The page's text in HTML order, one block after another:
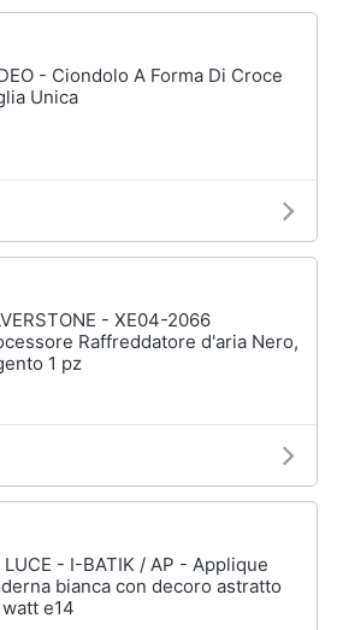
- Ciondolo A Forma Di Croce
Unica
- XE04-2066
Raffreddatore d'aria Nero,
1 pz
LUCE - I-BATIK / AP - Applique
bianca con decoro astratto
e14